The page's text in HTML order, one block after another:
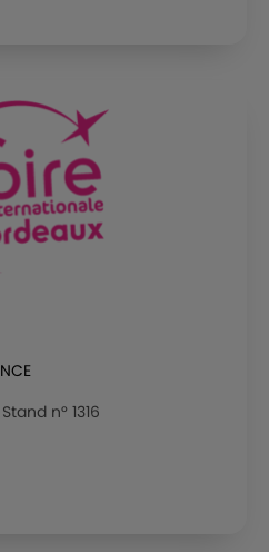
n° 1316